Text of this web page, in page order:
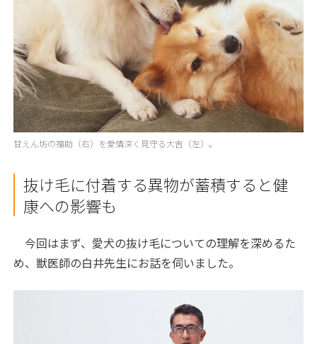
甘えん坊の福助（右）を愛情深く見守る大吉（左）。
抜け毛に付着する異物が蓄積すると健
康への影響も
今回はまず、愛犬の抜け毛についての理解を深めるた
め、獣医師の白井先生にお話を伺いました。